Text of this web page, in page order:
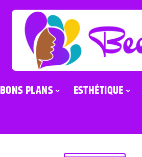
BONS PLANS ESTHÉTIQUE